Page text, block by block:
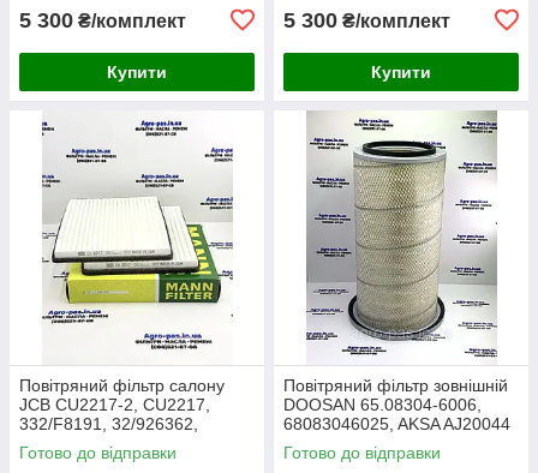
5 300 ₴/комплект
Купити
5 300 ₴/комплект
Купити
Повітряний фільтр салону
JCB CU2217-2, CU2217,
332/F8191, 32/926362,
30/926362, AA2983, CA-
43030, SC60055, SKL46354,
Готово до відправки
Повітряний фільтр зовнішній
DOOSAN 65.08304-6006,
68083046025, AKSA AJ20044
Готово до відправки